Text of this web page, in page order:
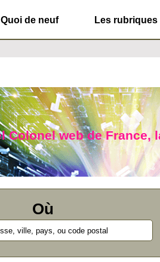
Quoi de neuf Les rubriques
Colonel web de France,
Où